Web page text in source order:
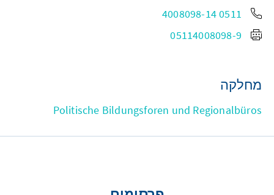
0511 4008098-14
05114008098-9
מחלקה
Politische Bildungsforen und Regionalbüros